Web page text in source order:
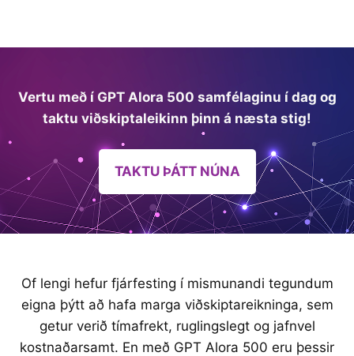
Vertu með í GPT Alora 500 samfélaginu í dag og
taktu viðskiptaleikinn þinn á næsta stig!
TAKTU ÞÁTT NÚNA
Of lengi hefur fjárfesting í mismunandi tegundum
eigna þýtt að hafa marga viðskiptareikninga, sem
getur verið tímafrekt, ruglingslegt og jafnvel
kostnaðarsamt. En með GPT Alora 500 eru þessir